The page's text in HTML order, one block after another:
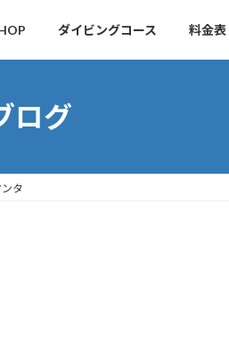
ダイビングコース 料金表
ログ
タ